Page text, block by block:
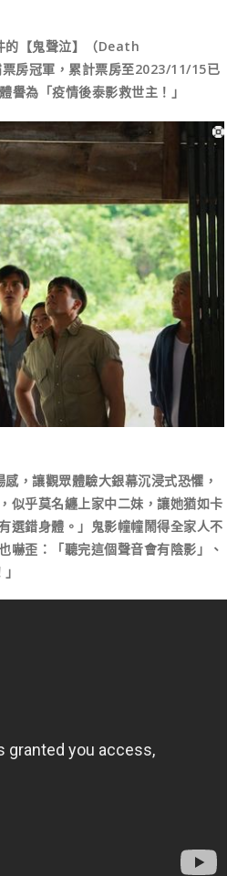
的【鬼聲泣】（Death
房冠軍，累計票房至2023/11/15已
譽為「疫情後泰影救世主！」
，讓觀眾體驗大銀幕沉浸式恐懼，
似乎莫名纏上家中二妹，讓她猶如卡
選錯身體。」鬼影幢幢鬧得全家人不
嚇歪：「聽完這個聲音會有陰影」、